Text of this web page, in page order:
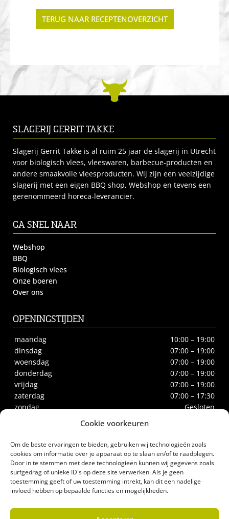
Cookie voorkeuren
Om de beste ervaringen te bieden, gebruiken wij technologieën zoals
cookies om informatie over je apparaat op te slaan en/of te raadplegen.
Door in te stemmen met deze technologieën kunnen wij gegevens zoals
surfgedrag of unieke ID's op deze site verwerken. Als je geen
toestemming geeft of uw toestemming intrekt, kan dit een nadelige
invloed hebben op bepaalde functies en mogelijkheden.
TERUG NAAR RECEPTENOVERZICHT
SLAGERIJ GERRIT TAKKE
Slagerij Gerrit Takke is al ruim 25 jaar de slagerij in Utrecht
voor biologisch vlees, vleeswaren, barbecue-producten en
andere smaakvolle vleesproducten. Wij zijn een veelzijdige
slagerij met een eigen BBQ shop, Webshop en tevens een
gerenommeerd horeca-leverancier.
GA SNEL NAAR
Webshop
BBQ
Biologisch vlees
Onze boeren
Over ons
OPENINGSTIJDEN
maandag
10:00 – 19:00
dinsdag
07:00 – 19:00
woensdag
07:00 – 19:00
donderdag
07:00 – 19:00
vrijdag
07:00 – 19:00
zaterdag
07:00 – 17:30
zondag
Gesloten
Biltstraat 66
3572BE Utrecht
Tel.030-2732186
biologischeslagerij@gerrittakke.nl